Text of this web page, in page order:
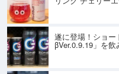
遂に登場！ショ
βVer.0.9.19」を飲